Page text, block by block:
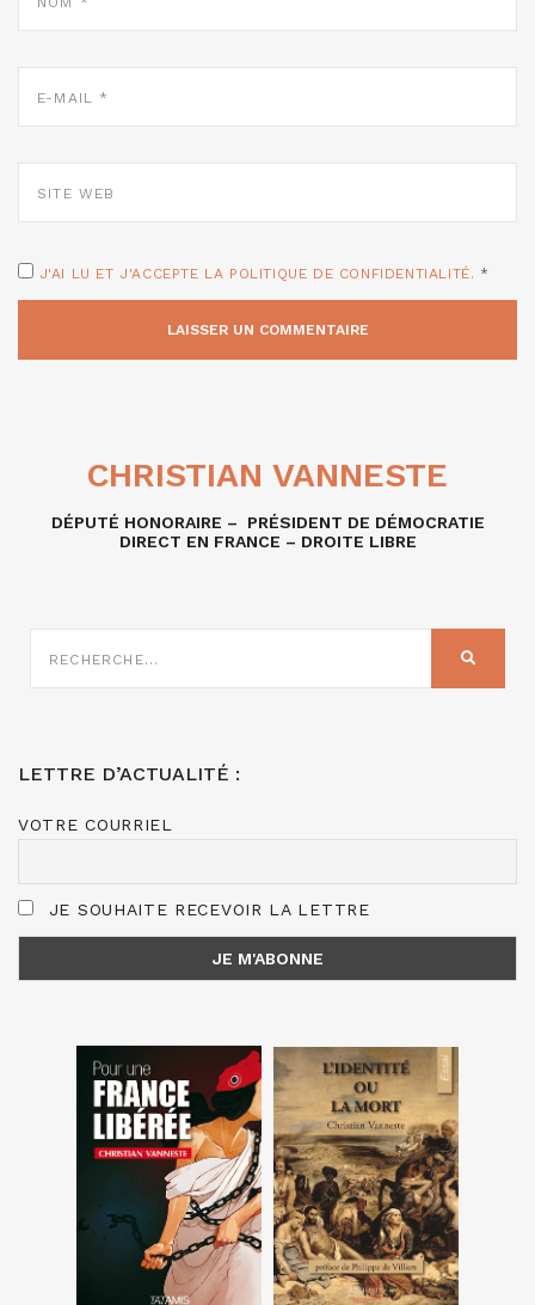
MAIL
WEB
J'AI LU ET J'ACCEPTE LA POLITIQUE DE CONFIDENTIALITÉ. *
CHRISTIAN VANNESTE
DÉPUTÉ HONORAIRE – PRÉSIDENT DE DÉMOCRATIE
DIRECT EN FRANCE – DROITE LIBRE
SUR
LETTRE D’ACTUALITÉ :
VOTRE COURRIEL
JE SOUHAITE RECEVOIR LA LETTRE